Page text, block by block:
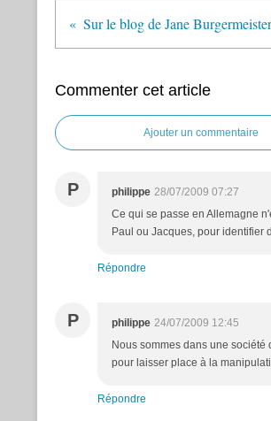
Commenter cet article
Ajouter un commentaire
P philippe 28/07/2009 07:27
Ce qui se passe en Allemagne
Paul ou Jacques, pour identifier
Répondre
P philippe 24/07/2009 12:45
Nous sommes dans une
pour laisser place à la
Répondre